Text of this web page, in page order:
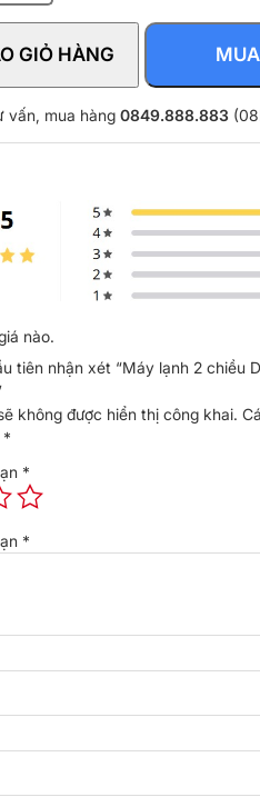
GIỎ HÀNG
vấn, mua hàng 0849.888.883
nào.
tiên nhận xét “Máy lạnh 2 chiều
không được hiển thị công khai.
*
*
*